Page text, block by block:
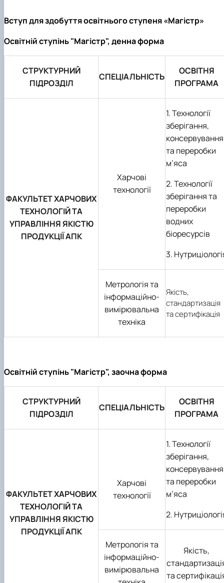
Вступ для здобуття освітнього ступеня «Магістр»
Освітній ступінь "Магістр", денна форма
СТРУКТУРНИЙ
ПІДРОЗДІЛ
СПЕЦІАЛЬНІСТЬ
ОСВІТНЯ
ПРОГРАМА
ФАКУЛЬТЕТ ХАРЧОВИХ
ТЕХНОЛОГІЙ ТА
УПРАВЛІННЯ ЯКІСТЮ
ПРОДУКЦІЇ АПК
Харчові
технології
1. Технології
зберігання,
консервування
та переробки
м’яса
2. Технології
зберігання та
переробки
водних
біоресурсів
3.
Метрологія та
інформаційно-
вимірювальна
техніка
Якість,
стандартизація
та сертифікація
Освітній ступінь "Магістр", заочна форма
СТРУКТУРНИЙ
ПІДРОЗДІЛ
СПЕЦІАЛЬНІСТЬ
ОСВІТНЯ
ПРОГРАМА
ФАКУЛЬТЕТ ХАРЧОВИХ
ТЕХНОЛОГІЙ ТА
УПРАВЛІННЯ ЯКІСТЮ
ПРОДУКЦІЇ АПК
Харчові
технології
1. Технології
зберігання,
консервування
та переробки
м’яса
2.
Метрологія та
інформаційно-
вимірювальна
Якість,
та